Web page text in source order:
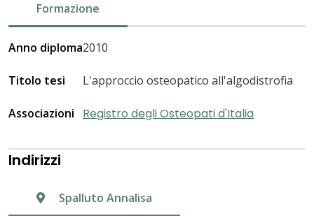
Formazione
Anno diploma2010
Titolo tesi L'approccio osteopatico all'algodistrofia
Associazioni Registro degli Osteopati d'Italia
Indirizzi
Spalluto Annalisa